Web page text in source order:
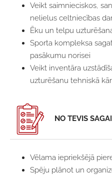
Veikt saimnieciskos,
nelielus celtniecības
Ēku un telpu
Sporta kompleksa
pasākumu norisei
Veikt inventāra
uzturēšanu tehniskā
NO TEVIS
Vēlama iepriekšējā
Spēju plānot un